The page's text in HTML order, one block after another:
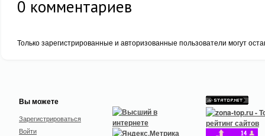
0 комментариев
Только зарегистрированные и авторизованные пользователи могут
Вы можете
Зарегистрироваться
Войти